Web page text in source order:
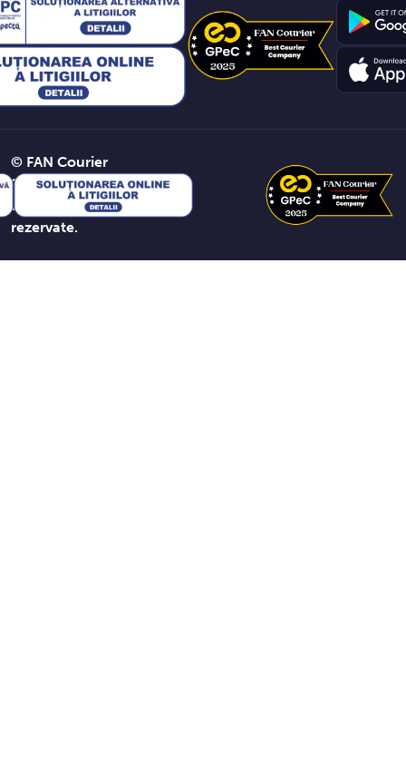
© FAN Courier
2026. Toate
drepturile
rezervate.